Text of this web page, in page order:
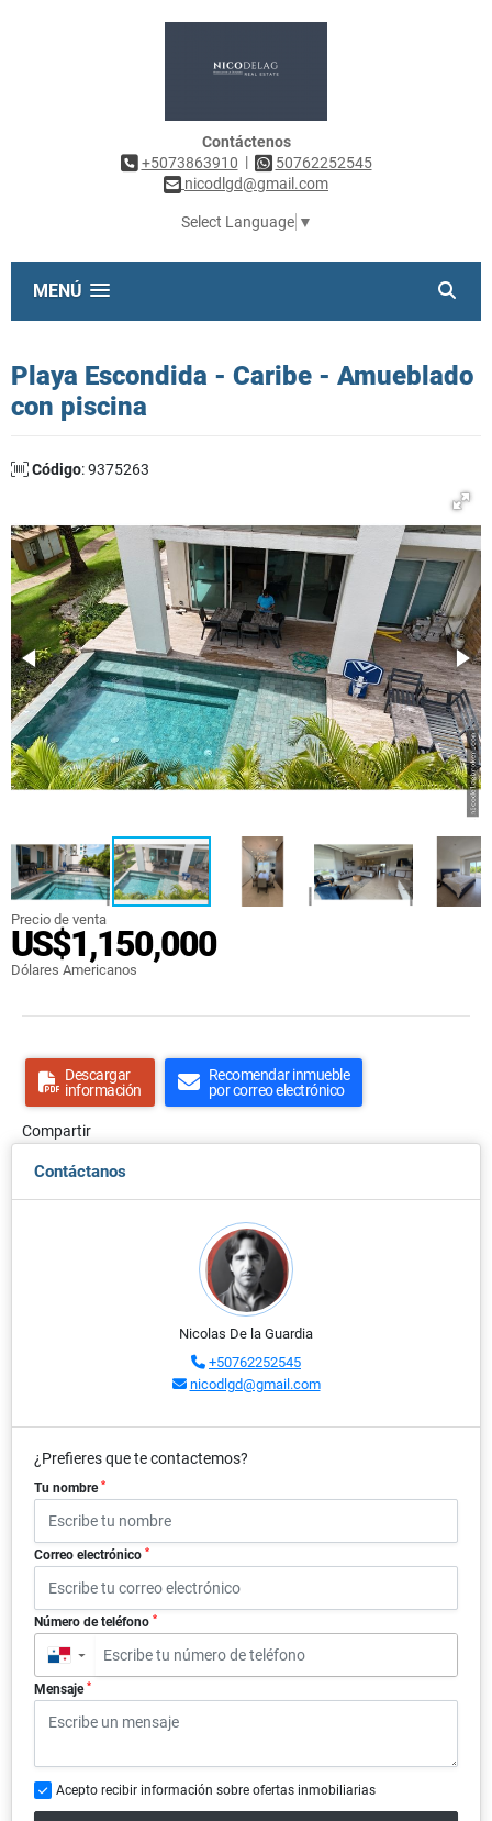
Contáctenos
+5073863910 |
50762252545
nicodlgd@gmail.com
Select Language ▼
MENÚ
Playa Escondida - Caribe - Amueblado
con piscina
Código: 9375263
Precio de venta
US$1,150,000
Dólares Americanos
Descargar
información
Recomendar inmueble
por correo electrónico
Compartir
Contáctanos
Nicolas De la Guardia
+50762252545
nicodlgd@gmail.com
¿Prefieres que te contactemos?
Tu nombre *
Correo electrónico *
Número de teléfono *
▼
Mensaje *
Acepto recibir información sobre ofertas inmobiliarias